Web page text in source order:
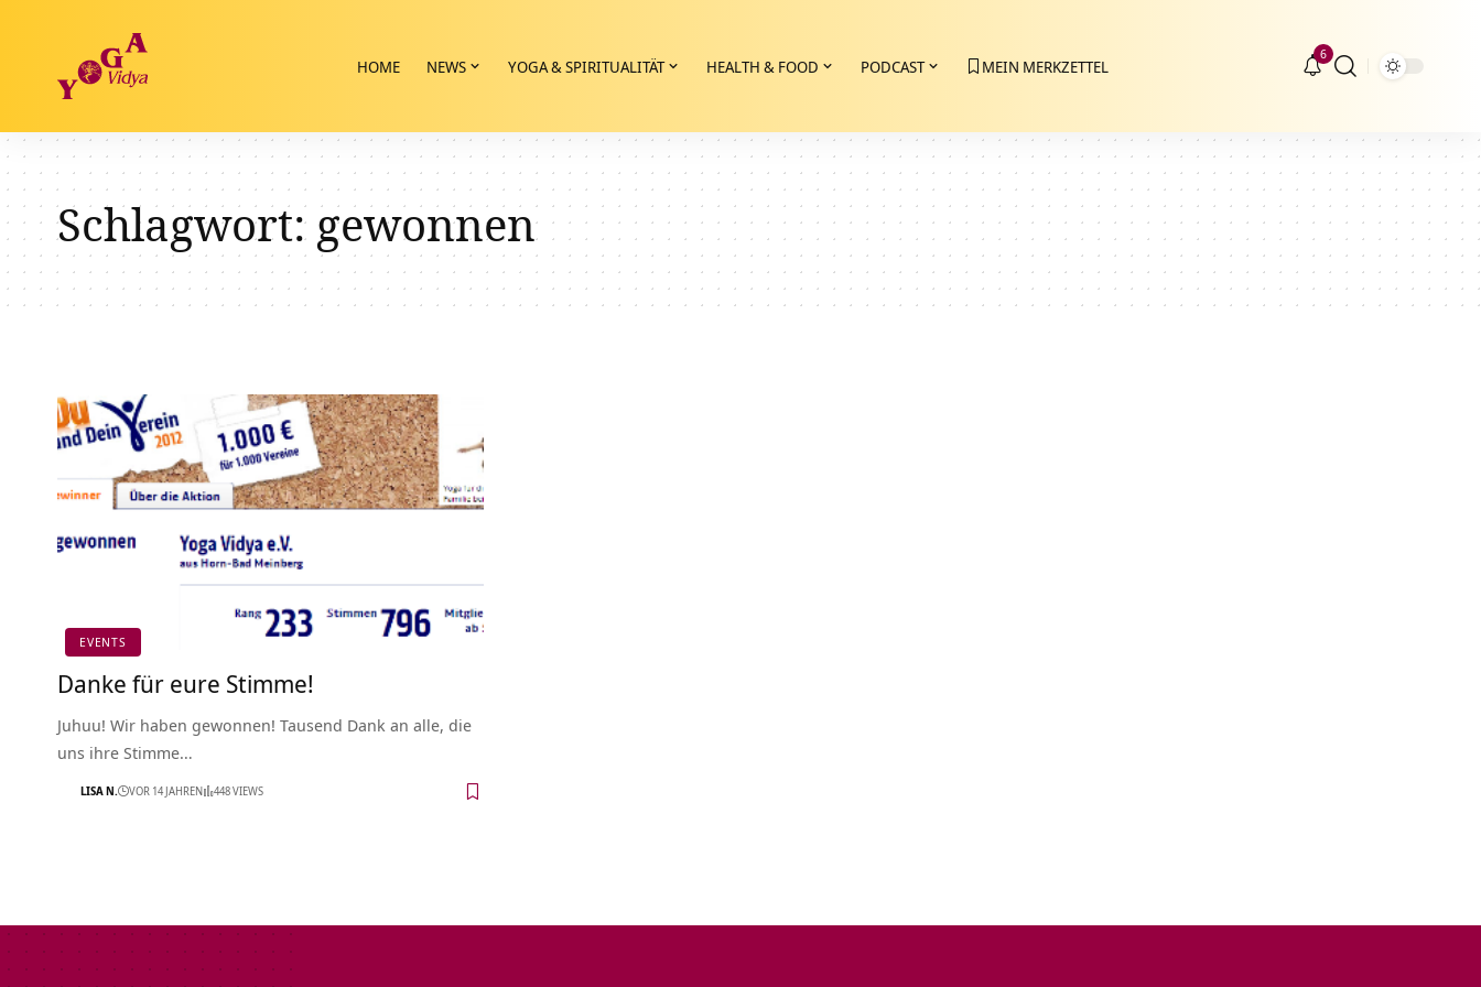
HOME NEWS YOGA & SPIRITUALITÄT HEALTH & FOOD PODCAST MEIN MERKZETTEL
6
Schlagwort: gewonnen
EVENTS
Danke für eure Stimme!
Juhuu! Wir haben gewonnen! Tausend Dank an alle, die
uns ihre Stimme…
LISA N. VOR 14 JAHREN 448 VIEWS